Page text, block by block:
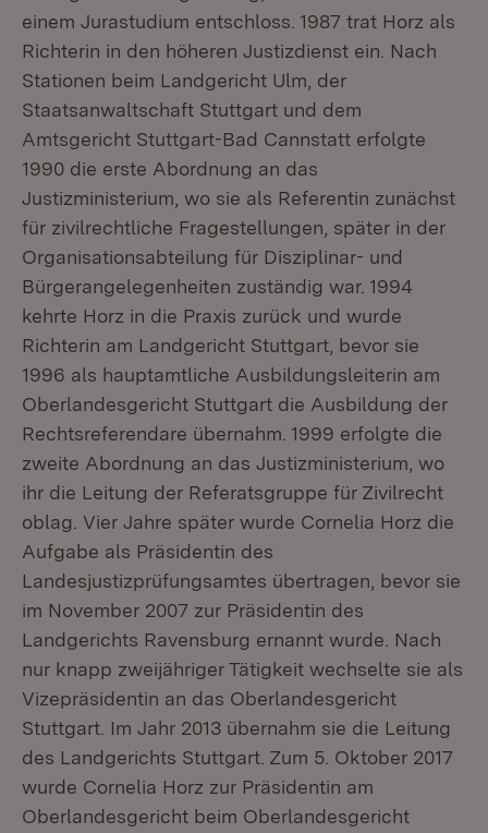
einem Jurastudium entschloss. 1987 trat Horz als
Richterin in den höheren Justizdienst ein. Nach
Stationen beim Landgericht Ulm, der
Staatsanwaltschaft Stuttgart und dem
Amtsgericht Stuttgart-Bad Cannstatt erfolgte
1990 die erste Abordnung an das
Justizministerium, wo sie als Referentin zunächst
für zivilrechtliche Fragestellungen, später in der
Organisationsabteilung für Disziplinar- und
Bürgerangelegenheiten zuständig war. 1994
kehrte Horz in die Praxis zurück und wurde
Richterin am Landgericht Stuttgart, bevor sie
1996 als hauptamtliche Ausbildungsleiterin am
Oberlandesgericht Stuttgart die Ausbildung der
Rechtsreferendare übernahm. 1999 erfolgte die
zweite Abordnung an das Justizministerium, wo
ihr die Leitung der Referatsgruppe für Zivilrecht
oblag. Vier Jahre später wurde Cornelia Horz die
Aufgabe als Präsidentin des
Landesjustizprüfungsamtes übertragen, bevor sie
im November 2007 zur Präsidentin des
Landgerichts Ravensburg ernannt wurde. Nach
nur knapp zweijähriger Tätigkeit wechselte sie als
Vizepräsidentin an das Oberlandesgericht
Stuttgart. Im Jahr 2013 übernahm sie die Leitung
des Landgerichts Stuttgart. Zum 5. Oktober 2017
wurde Cornelia Horz zur Präsidentin am
Oberlandesgericht beim Oberlandesgericht